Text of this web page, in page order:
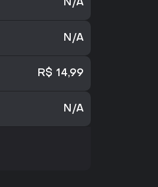
N/A
N/A
R$ 14,99
N/A